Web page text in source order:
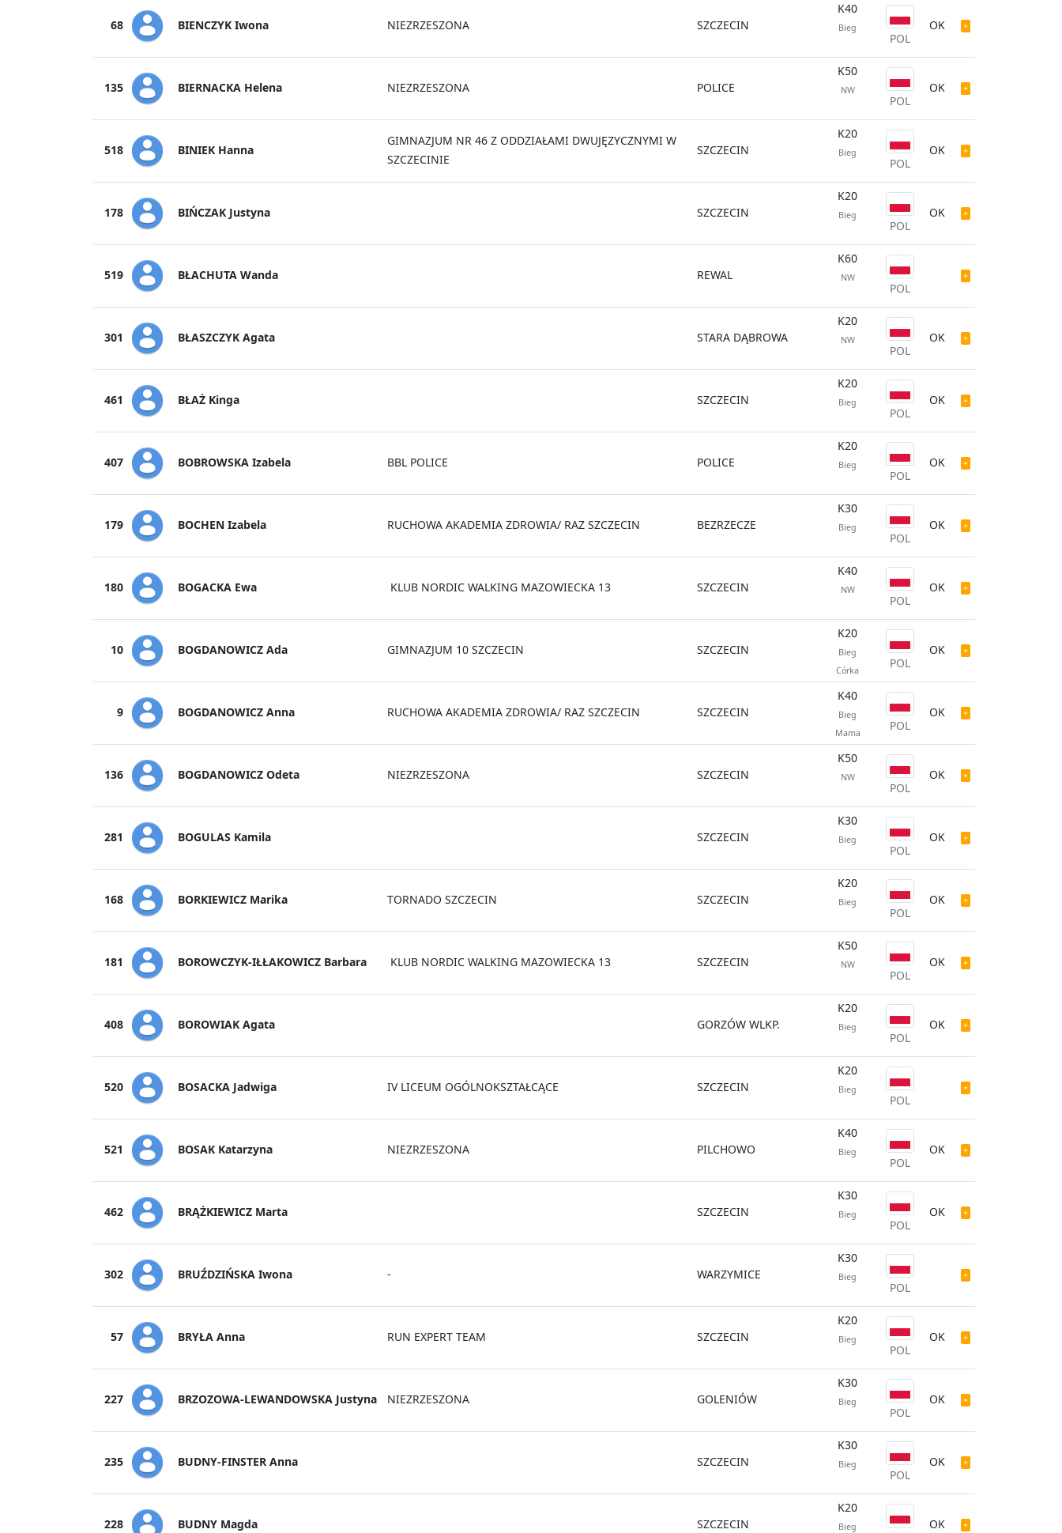
68 BIENCZYK Iwona NIEZRZESZONA SZCZECIN
K40
Bieg
POL
OK
135 BIERNACKA Helena NIEZRZESZONA POLICE
K50
NW
POL
OK
518 BINIEK Hanna
GIMNAZJUM NR 46 Z ODDZIAŁAMI DWUJĘZYCZNYMI W
SZCZECINIE
SZCZECIN
K20
Bieg
POL
OK
178 BIŃCZAK Justyna SZCZECIN
K20
Bieg
POL
OK
519 BŁACHUTA Wanda REWAL
K60
NW
POL
301 BŁASZCZYK Agata STARA DĄBROWA
K20
NW
POL
OK
461 BŁAŻ Kinga SZCZECIN
K20
Bieg
POL
OK
407 BOBROWSKA Izabela BBL POLICE POLICE
K20
Bieg
POL
OK
179 BOCHEN Izabela RUCHOWA AKADEMIA ZDROWIA/ RAZ SZCZECIN BEZRZECZE
K30
Bieg
POL
OK
180 BOGACKA Ewa KLUB NORDIC WALKING MAZOWIECKA 13 SZCZECIN
K40
NW
POL
OK
10 BOGDANOWICZ Ada GIMNAZJUM 10 SZCZECIN SZCZECIN
K20
Bieg
Córka
POL
OK
9 BOGDANOWICZ Anna RUCHOWA AKADEMIA ZDROWIA/ RAZ SZCZECIN SZCZECIN
K40
Bieg
Mama
POL
OK
136 BOGDANOWICZ Odeta NIEZRZESZONA SZCZECIN
K50
NW
POL
OK
281 BOGULAS Kamila SZCZECIN
K30
Bieg
POL
OK
168 BORKIEWICZ Marika TORNADO SZCZECIN SZCZECIN
K20
Bieg
POL
OK
181 BOROWCZYK-IŁŁAKOWICZ Barbara KLUB NORDIC WALKING MAZOWIECKA 13 SZCZECIN
K50
NW
POL
OK
408 BOROWIAK Agata GORZÓW WLKP.
K20
Bieg
POL
OK
520 BOSACKA Jadwiga IV LICEUM OGÓLNOKSZTAŁCĄCE SZCZECIN
K20
Bieg
POL
521 BOSAK Katarzyna NIEZRZESZONA PILCHOWO
K40
Bieg
POL
OK
462 BRĄŻKIEWICZ Marta SZCZECIN
K30
Bieg
POL
OK
302 BRUŹDZIŃSKA Iwona - WARZYMICE
K30
Bieg
POL
57 BRYŁA Anna RUN EXPERT TEAM SZCZECIN
K20
Bieg
POL
OK
227 BRZOZOWA-LEWANDOWSKA Justyna NIEZRZESZONA GOLENIÓW
K30
Bieg
POL
OK
235 BUDNY-FINSTER Anna SZCZECIN
K30
Bieg
POL
OK
228 BUDNY Magda SZCZECIN
K20
Bieg OK